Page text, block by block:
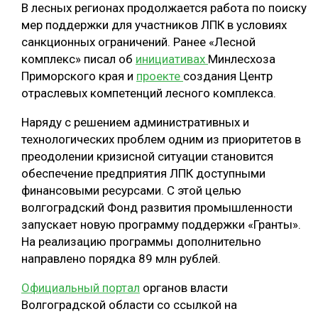
БИОЭНЕРГЕТИКА
ЛЕСОВОССТАНОВЛЕНИЕ И ЗАЩИТА
ЛОГИСТИКА
ПРОИЗВОДСТВО ДРЕВЕСНЫХ ПЛИТ
КОМПЛЕКСНАЯ ПЕРЕРАБОТКА
ЛЕСОПИЛЕНИЕ
ДЕРЕВЯННОЕ ДОМОСТРОЕНИЕ
БЕЗОПАСНОЕ ПРОИЗВОДСТВО
СОРТИРОВКА ДРЕВЕСИНЫ
СУШКА ДРЕВЕСИНЫ
МЕБЕЛЬНОЕ ПРОИЗВОДСТВО
ПОДБОРКИ СТАТЕЙ
В лесных регионах продолжается работа по поиску
мер поддержки для участников ЛПК в условиях
санкционных ограничений. Ранее «Лесной
комплекс» писал об инициативах Минлесхоза
Приморского края и проекте создания Центр
отраслевых компетенций лесного комплекса.
Наряду с решением административных и
технологических проблем одним из приоритетов в
преодолении кризисной ситуации становится
обеспечение предприятия ЛПК доступными
финансовыми ресурсами. С этой целью
волгоградский Фонд развития промышленности
запускает новую программу поддержки «Гранты».
На реализацию программы дополнительно
направлено порядка 89 млн рублей.
Официальный портал органов власти
Волгоградской области со ссылкой на